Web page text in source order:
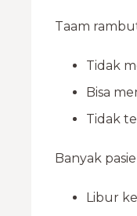
Taam
Tidak
Bisa
Tidak
Banyak
Libur